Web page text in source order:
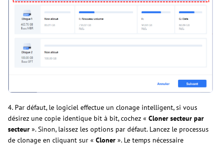
4. Par défaut, le logiciel effectue un clonage intelligent, si vous
désirez une copie identique bit à bit, cochez « Cloner secteur par
secteur ». Sinon, laissez les options par défaut. Lancez le processus
de clonage en cliquant sur « Cloner ». Le temps nécessaire